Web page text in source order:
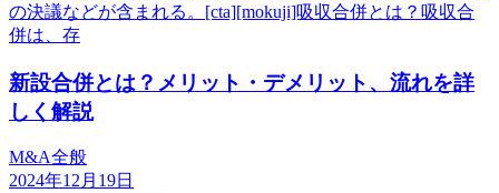
の決議などが含まれる。[cta][mokuji]吸収合併とは？吸収合
併は、存
新設合併とは？メリット・デメリット、流れを詳
しく解説
M&A全般
2024年12月19日